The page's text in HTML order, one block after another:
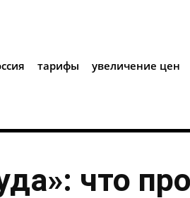
тарифы увеличение цен
что